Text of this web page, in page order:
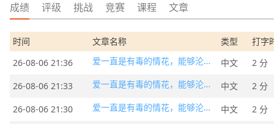
成绩 评级 挑战 竞赛 课程 文章
时间 文章名称 类型
打字
26-08-06 21:36
爱一直是有毒的情花，能够沦陷每个庸常的人 中文
2 分
26-08-06 21:33
爱一直是有毒的情花，能够沦陷每个庸常的人 中文
2 分
26-08-06 21:30
爱一直是有毒的情花，能够沦陷每个庸常的人 中文
2 分